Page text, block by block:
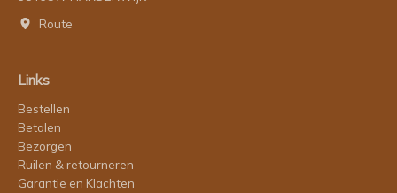
Route
Links
Bestellen
Betalen
Bezorgen
Ruilen & retourneren
Garantie en Klachten